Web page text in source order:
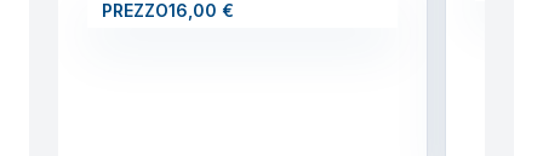
PREZZO16,00 €